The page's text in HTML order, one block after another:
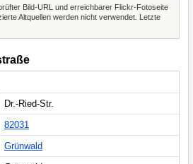
Bild-URL und erreichbarer Flickr-Fotoseite
Altquellen werden nicht verwendet. Letzte
Dr.-Ried-Str.
82031
Grünwald